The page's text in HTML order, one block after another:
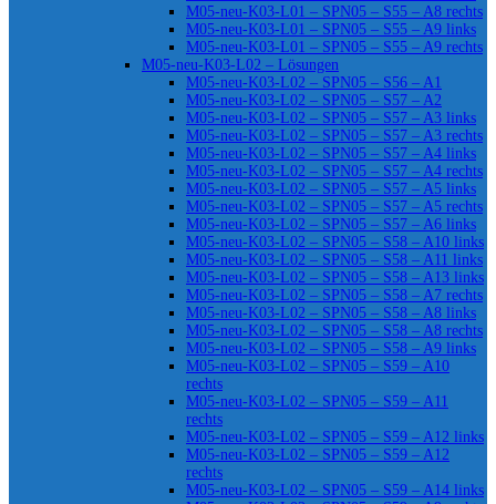
M05-neu-K03-L01 – SPN05 – S55 – A8 rechts
M05-neu-K03-L01 – SPN05 – S55 – A9 links
M05-neu-K03-L01 – SPN05 – S55 – A9 rechts
M05-neu-K03-L02 – Lösungen
M05-neu-K03-L02 – SPN05 – S56 – A1
M05-neu-K03-L02 – SPN05 – S57 – A2
M05-neu-K03-L02 – SPN05 – S57 – A3 links
M05-neu-K03-L02 – SPN05 – S57 – A3 rechts
M05-neu-K03-L02 – SPN05 – S57 – A4 links
M05-neu-K03-L02 – SPN05 – S57 – A4 rechts
M05-neu-K03-L02 – SPN05 – S57 – A5 links
M05-neu-K03-L02 – SPN05 – S57 – A5 rechts
M05-neu-K03-L02 – SPN05 – S57 – A6 links
M05-neu-K03-L02 – SPN05 – S58 – A10 links
M05-neu-K03-L02 – SPN05 – S58 – A11 links
M05-neu-K03-L02 – SPN05 – S58 – A13 links
M05-neu-K03-L02 – SPN05 – S58 – A7 rechts
M05-neu-K03-L02 – SPN05 – S58 – A8 links
M05-neu-K03-L02 – SPN05 – S58 – A8 rechts
M05-neu-K03-L02 – SPN05 – S58 – A9 links
M05-neu-K03-L02 – SPN05 – S59 – A10
rechts
M05-neu-K03-L02 – SPN05 – S59 – A11
rechts
M05-neu-K03-L02 – SPN05 – S59 – A12 links
M05-neu-K03-L02 – SPN05 – S59 – A12
rechts
M05-neu-K03-L02 – SPN05 – S59 – A14 links